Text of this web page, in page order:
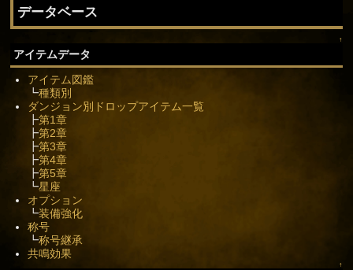
データベース
↑
アイテムデータ
アイテム図鑑
┗種類別
ダンジョン別ドロップアイテム一覧
┣第1章
┣第2章
┣第3章
┣第4章
┣第5章
┗星座
オプション
┗装備強化
称号
┗称号継承
共鳴効果
↑